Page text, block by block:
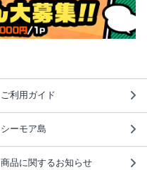
ご利用ガイド
シーモア島
商品に関するお知らせ